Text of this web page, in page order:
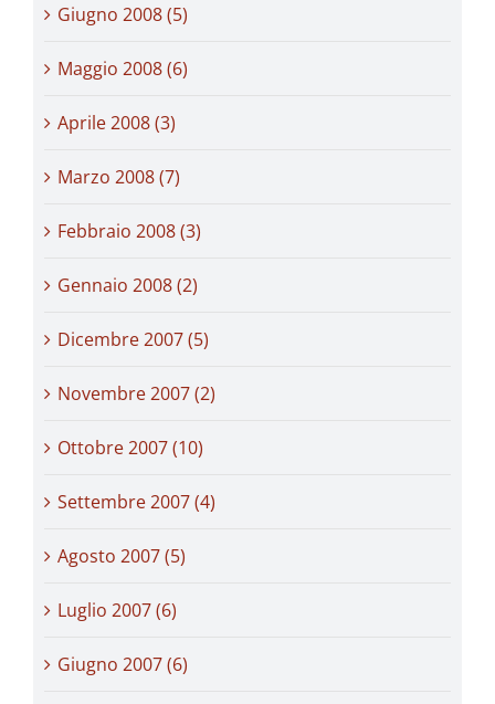
Giugno 2008 (5)
Maggio 2008 (6)
Aprile 2008 (3)
Marzo 2008 (7)
Febbraio 2008 (3)
Gennaio 2008 (2)
Dicembre 2007 (5)
Novembre 2007 (2)
Ottobre 2007 (10)
Settembre 2007 (4)
Agosto 2007 (5)
Luglio 2007 (6)
Giugno 2007 (6)